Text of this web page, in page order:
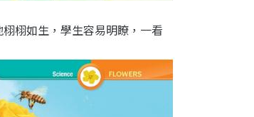
栩如生，學生容易明瞭，一看